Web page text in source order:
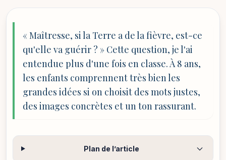
« Maîtresse, si la Terre a de la fièvre, est-ce
qu'elle va guérir ? » Cette question, je l'ai
entendue plus d'une fois en classe. À 8 ans,
les enfants comprennent très bien les
grandes idées si on choisit des mots justes,
des images concrètes et un ton rassurant.
Plan de l’article